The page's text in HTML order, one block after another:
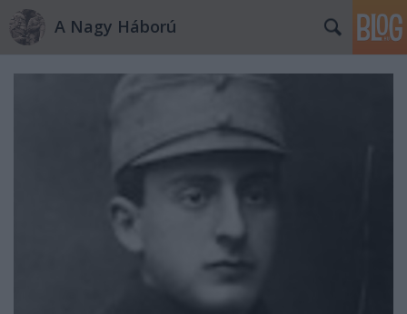
A Nagy Háború